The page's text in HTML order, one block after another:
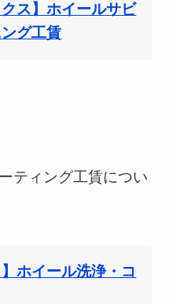
クス】ホイールサビ
グ工賃
ティング工賃につい
】ホイール洗浄・コ